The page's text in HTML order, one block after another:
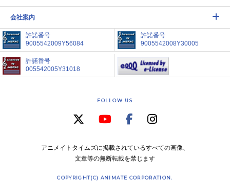
会社案内
許諾番号
9005542009Y56084
許諾番号
9005542008Y30005
許諾番号
005542005Y31018
FOLLOW US
アニメイトタイムズに掲載されているすべての画像、
文章等の無断転載を禁じます
COPYRIGHT(C) ANIMATE CORPORATION.